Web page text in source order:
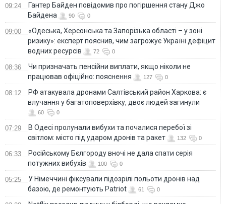
09:24
Гантер Байден повідомив про погіршення стану Джо
Байдена
90 0
09:00
«Одеська, Херсонська та Запорізька області – у зоні
ризику»: експерт пояснив, чим загрожує Україні дефіцит
водних ресурсів
72 0
08:36
Чи призначать пенсійни виплати, якщо ніколи не
працював офіційно: пояснення
127 0
08:12
РФ атакувала дронами Салтівський район Харкова: є
влучання у багатоповерхівку, двоє людей загинули
60 0
07:29
В Одесі пролунали вибухи та почалися перебої зі
світлом: місто під ударом дронів та ракет
132 0
06:33
Російському Бєлгороду вночі не дала спати серія
потужних вибухів
100 0
05:25
У Німеччині фіксували підозрілі польоти дронів над
базою, де ремонтують Patriot
61 0